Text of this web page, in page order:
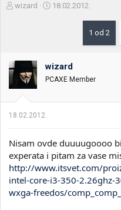
Z
i
t
e
m
wizard
D
o
k
e
j
a
18.02.2012.
1 od 2
wizard
PCAXE Member
18.02.2012.
Nisam ovde duuuugoooo
experata i pitam za vase
http://www.itsvet.com/
intel-core-i3-350-2.26ghz-
wxga-freedos/